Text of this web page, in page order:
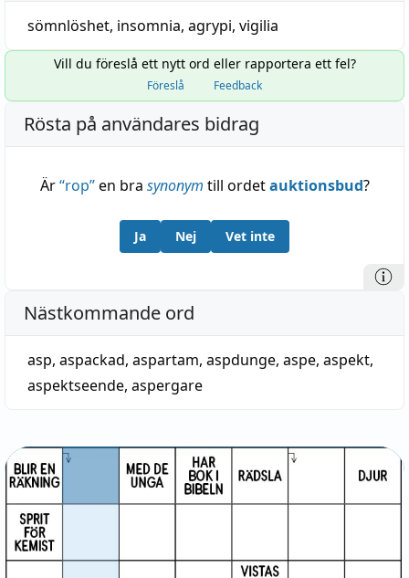
sömnlöshet, insomnia, agrypi, vigilia
Vill du föreslå ett nytt ord eller rapportera ett fel?
Föreslå Feedback
Rösta på användares bidrag
Är“rop”en bra synonym till ordetauktionsbud?
Ja Nej Vet inte
Nästkommande ord
asp, aspackad, aspartam, aspdunge, aspe, aspekt,
aspektseende, aspergare